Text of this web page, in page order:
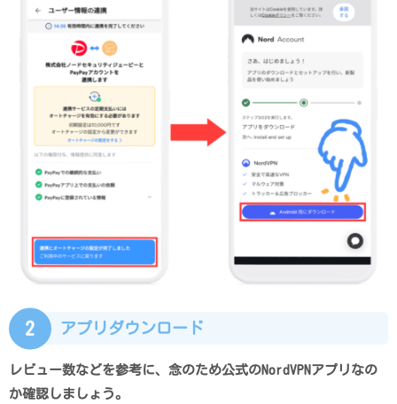
2 アプリダウンロード
レビュー数などを参考に、念のため公式のNordVPNアプリなの
か確認しましょう。